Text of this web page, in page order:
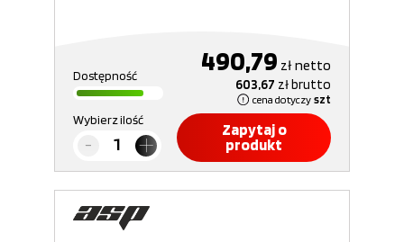
Dostępność 490,79 złnetto
603,67 złbrutto
cena dotyczy szt
Wybierz ilość
Zapytaj o
produkt